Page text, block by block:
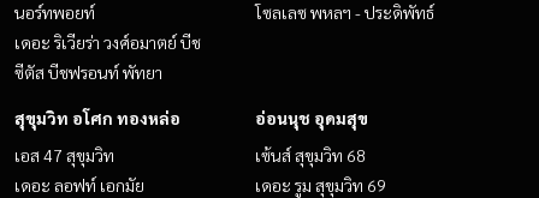
นอร์ทพอยท์
เดอะ ริเวียร่า วงศ์อมาตย์ บีช
ซีตัส บีชฟรอนท์ พัทยา
โซลเลซ พหลฯ - ประดิพัทธ์
สุขุมวิท อโศก ทองหล่อ
เอส 47 สุขุมวิท
เดอะ ลอฟท์ เอกมัย
อ่อนนุช อุดมสุข
เซ้นส์ สุขุมวิท 68
เดอะ รูม สุขุมวิท 69